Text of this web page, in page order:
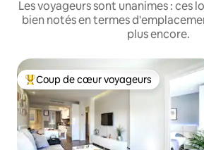
Les voyageurs sont unanimes : ces
bien notés en termes
plus encore.
Coups de cœur voyageurs les plus
Coup de cœur voyageurs